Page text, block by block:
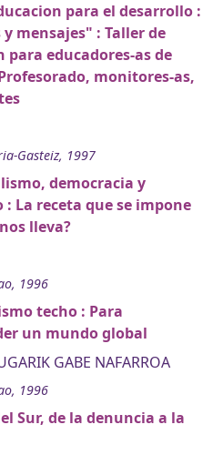
para el desarrollo :
y mensajes" : Taller de
para educadores-as de
monitores-as,
Gasteiz, 1997
democracia y
: La receta que se impone
lleva?
1996
techo : Para
un mundo global
GABE NAFARROA
1996
Sur, de la denuncia a la